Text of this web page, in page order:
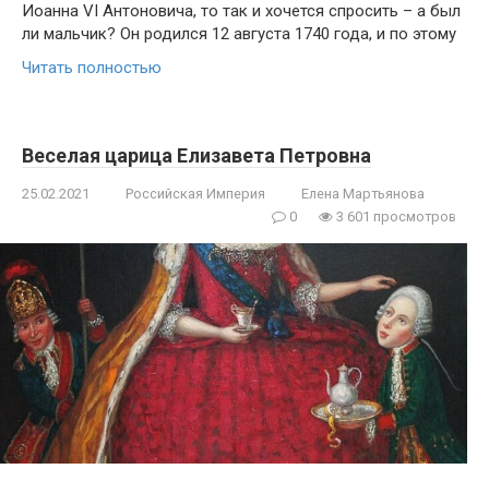
Иоанна VI Антоновича, то так и хочется спросить – а был
ли мальчик? Он родился 12 августа 1740 года, и по этому
Читать полностью
Веселая царица Елизавета Петровна
25.02.2021 Российская Империя
Елена Мартьянова
0
3 601 просмотров